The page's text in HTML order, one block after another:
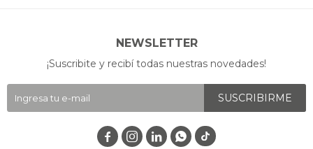
NEWSLETTER
¡Suscribite y recibí todas nuestras novedades!
SUSCRIBIRME
   